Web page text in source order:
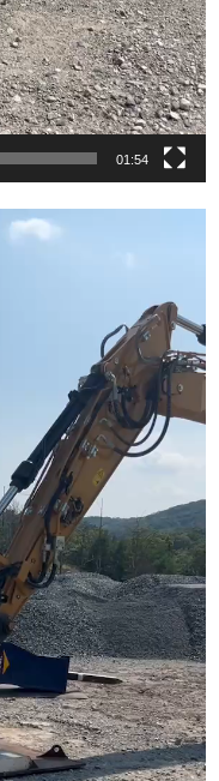
01:54